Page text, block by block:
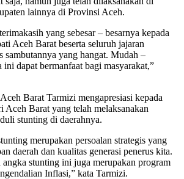
lainnya di Provinsi Aceh.
yang sebesar – besarnya kepada
Aceh Barat beserta seluruh jajaran
sambutannya yang hangat. Mudah –
dapat bermanfaat bagi masyarakat,”
Barat Tarmizi mengapresiasi kepada
Barat yang telah melaksanakan
stunting di daerahnya.
merupakan persoalan strategis yang
daerah dan kualitas generasi penerus kita.
angka stunting ini juga merupakan program
Inflasi,” kata Tarmizi.